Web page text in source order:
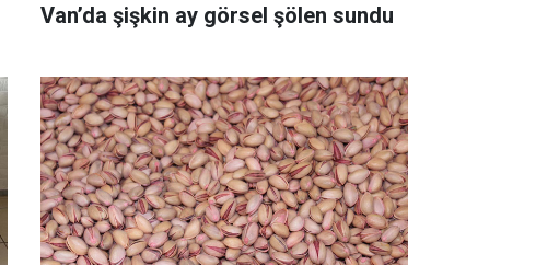
Van’da şişkin ay görsel şölen sundu